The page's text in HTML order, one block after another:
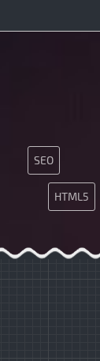
HTML5
SEO